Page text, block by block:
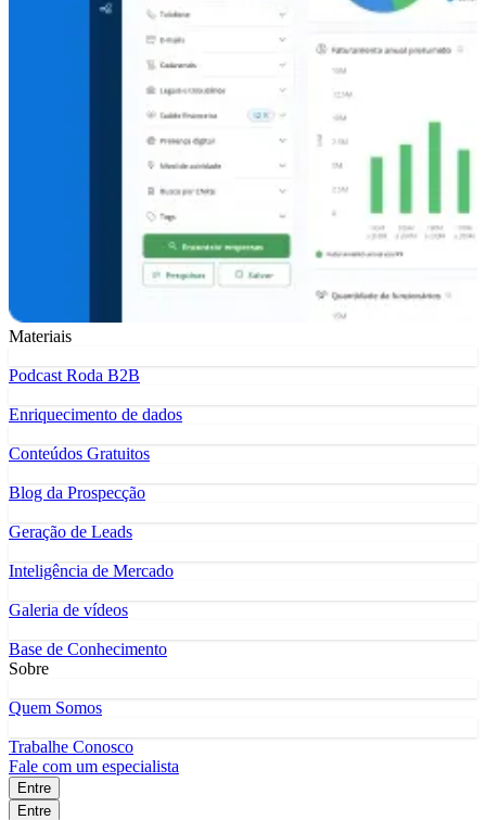
Materiais
Podcast Roda B2B
Enriquecimento de dados
Conteúdos Gratuitos
Blog da Prospecção
Geração de Leads
Inteligência de Mercado
Galeria de vídeos
Base de Conhecimento
Sobre
Quem Somos
Trabalhe Conosco
Fale com um especialista
Entre
Entre